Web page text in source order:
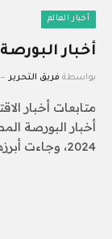
أخبار العالم
أخبار البورصة
بواسطة فريق التحرير
متابعات أخبار
2024، وجاءت أبرزها…